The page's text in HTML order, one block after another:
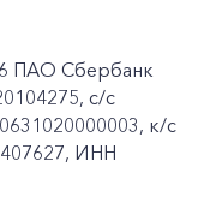
ПАО Сбербанк
с/с
к/c
ИНН